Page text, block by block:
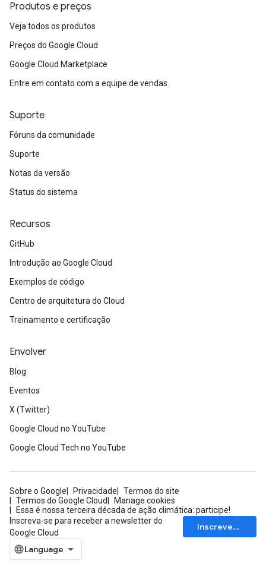
Produtos e preços
Veja todos os produtos
Preços do Google Cloud
Google Cloud Marketplace
Entre em contato com a equipe de vendas.
Suporte
Fóruns da comunidade
Suporte
Notas da versão
Status do sistema
Recursos
GitHub
Introdução ao Google Cloud
Exemplos de código
Centro de arquitetura do Cloud
Treinamento e certificação
Envolver
Blog
Eventos
X (Twitter)
Google Cloud no YouTube
Google Cloud Tech no YouTube
Sobre o Google Privacidade
Termos do site
Termos do Google Cloud
Manage cookies
Essa é nossa terceira década de ação climática: participe!
Inscreva-se para receber a newsletter do
Google Cloud
Inscrever-se